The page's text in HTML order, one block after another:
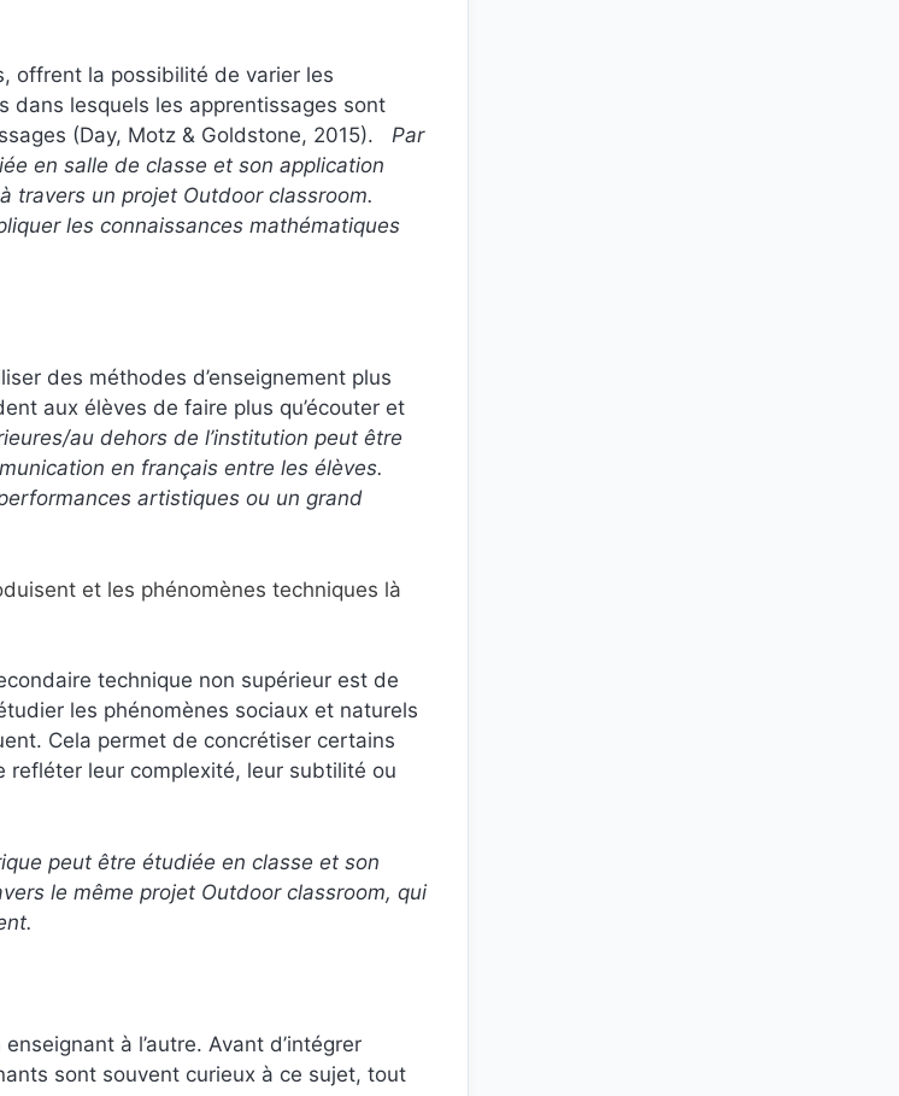
offrent la possibilité de varier les
dans lesquels les apprentissages sont
(Day, Motz & Goldstone, 2015). Par
en salle de classe et son application
travers un projet Outdoor classroom.
les connaissances mathématiques
des méthodes d’enseignement plus
aux élèves de faire plus qu’écouter et
au dehors de l’institution peut être
en français entre les élèves.
artistiques ou un grand
et les phénomènes techniques là
technique non supérieur est de
les phénomènes sociaux et naturels
Cela permet de concrétiser certains
leur complexité, leur subtilité ou
peut être étudiée en classe et son
le même projet Outdoor classroom, qui
à l’autre. Avant d’intégrer
sont souvent curieux à ce sujet, tout